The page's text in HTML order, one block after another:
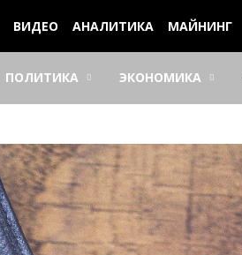
ВИДЕО АНАЛИТИКА МАЙНИНГ
ПОЛИТИКА ЭКОНОМИКА